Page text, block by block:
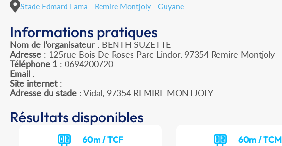
Stade Edmard Lama - Remire Montjoly - Guyane
Informations pratiques
Nom de l’organisateur : BENTH SUZETTE
Adresse : 125rue Bois De Roses Parc Lindor, 97354 Remire Montjoly
Téléphone 1 : 0694200720
Email : -
Site internet: -
Adresse du stade : Vidal, 97354 REMIRE MONTJOLY
Résultats disponibles
60m / TCF 60m / TCM